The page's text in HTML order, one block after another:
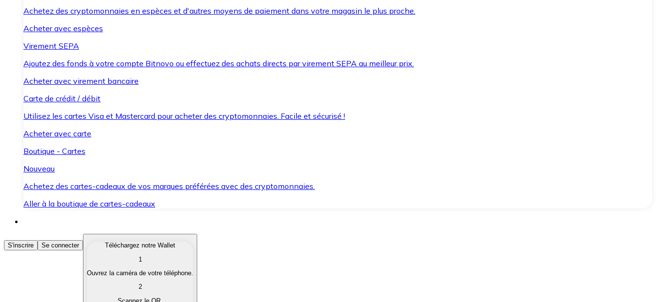
Achetez des cryptomonnaies en espèces et d'autres moyens de paiement dans votre magasin le plus proche.
Acheter avec espèces
Virement SEPA
Ajoutez des fonds à votre compte Bitnovo ou effectuez des achats directs par virement SEPA au meilleur prix.
Acheter avec virement bancaire
Carte de crédit / débit
Utilisez les cartes Visa et Mastercard pour acheter des cryptomonnaies. Facile et sécurisé !
Acheter avec carte
Boutique - Cartes
Nouveau
Achetez des cartes-cadeaux de vos marques préférées avec des cryptomonnaies.
Aller à la boutique de cartes-cadeaux
Acheter des Cryptomonnaies
Achetez les cryptomonnaies qui vous intéressent rapidement et en toute sécurité.
Convertissez vos cryptomonnaies en monnaie fiduciaire lorsque vous en avez besoin.
S'inscrire Se connecter
Téléchargez notre Wallet
1
Ouvrez la caméra de votre téléphone.
2